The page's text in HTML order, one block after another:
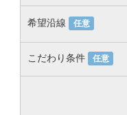
希望沿線 任意
こだわり条件 任意